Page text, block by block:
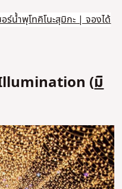
ร์น้ําพุโทคิโนะสุมิกะ | จองได้
(มิ